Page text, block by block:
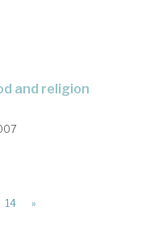
and religion
14 »